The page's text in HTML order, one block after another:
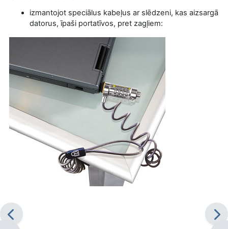
izmantojot speciālus kabeļus ar slēdzeni, kas aizsargā
datorus, īpaši portatīvos, pret zagļiem: